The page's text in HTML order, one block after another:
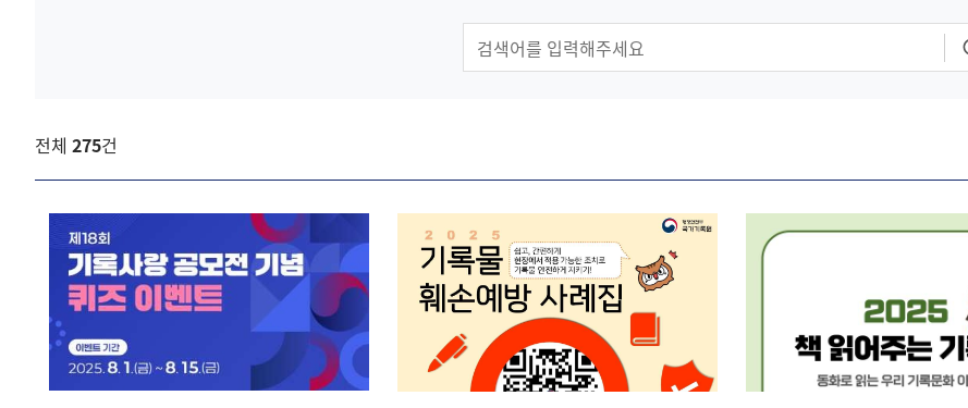
전체 275건